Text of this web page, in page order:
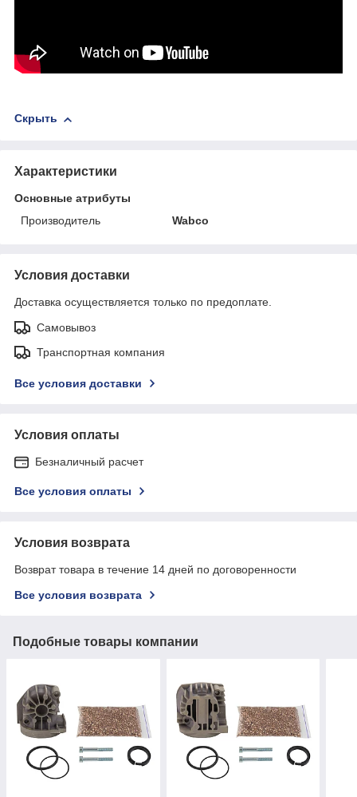
Скрыть
Характеристики
Основные атрибуты
Производитель
Wabco
Условия доставки
Доставка осуществляется только по предоплате.
Самовывоз
Транспортная компания
Все условия доставки
Условия оплаты
Безналичный расчет
Все условия оплаты
Условия возврата
Возврат товара в течение 14 дней по договоренности
Все условия возврата
Подобные товары компании